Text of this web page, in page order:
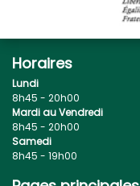
Horaires
Lundi
8h45 - 20h00
Mardi au Vendredi
8h45 - 20h00
Samedi
8h45 - 19h00